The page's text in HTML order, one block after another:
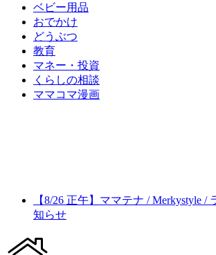
ベビー用品
おでかけ
どうぶつ
教育
マネー・投資
くらしの相談
ママコマ漫画
【8/26 正午】ママテナ / Merkystyle /
知らせ